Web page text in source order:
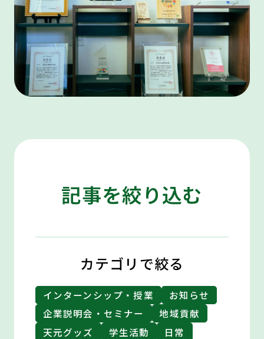
記事を絞り込む
カテゴリで絞る
インターンシップ・授業
お知らせ
企業説明会・セミナー
地域貢献
天元グッズ
学生活動
日常